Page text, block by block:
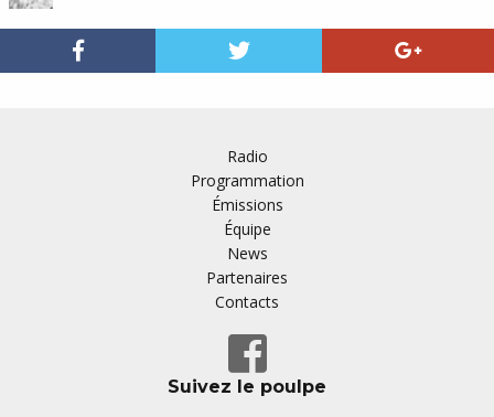
Radio
Programmation
Émissions
Équipe
News
Partenaires
Contacts
Suivez le poulpe